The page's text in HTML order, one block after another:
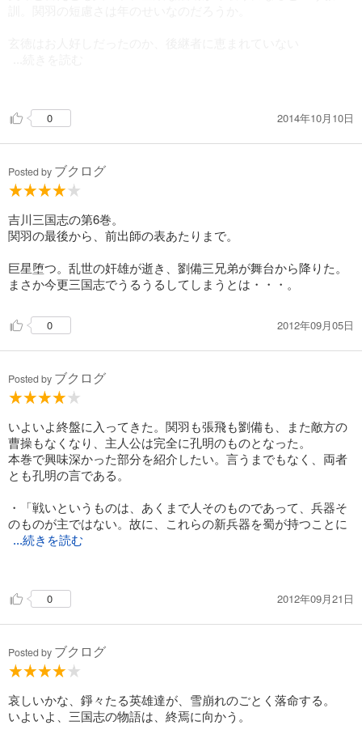
明の苦悩が目に見えるようだ。
で笑ってしまう。ただ中国内の英傑との決戦ではないので、冗
長で退屈だった。自策を楽しむあまり、遠征に軍費をかけすぎ
いよいよ次の最終巻では、孔明が魏と直接対決。
0 2014年10月10日
Posted by ブクログ
吉川三国志の第6巻。
関羽の最後から、前出師の表あたりまで。
巨星堕つ。乱世の奸雄が逝き、劉備三兄弟が舞台から降りた。
まさか今更三国志でうるうるしてしまうとは・・・。
0 2012年09月05日
Posted by ブクログ
いよいよ終盤に入ってきた。関羽も張飛も劉備も、また敵方の
曹操もなくなり、主人公は完全に孔明のものとなった。
本巻で興味深かった部分を紹介したい。言うまでもなく、両者
とも孔明の言である。
・「戦いというものは、あくまで人そのものであって、兵器そ
のものが主ではない。故に、これらの新兵器を蜀が持つことに
...続きを読む
と、それを将来のために今から案じられる」
→南蛮征伐を終えた後の訓示である。これは現代でも通じる原
だ。
が、それは彼の有利な行動のみ見せつけられていたからで、翻
って、彼の弱点を考えてみると、当然ー水に利あるものは必ず
0 2012年09月21日
Posted by ブクログ
哀しいかな、錚々たる英雄達が、雪崩れのごとく落命する。
いよいよ、三国志の物語は、終焉に向かう。